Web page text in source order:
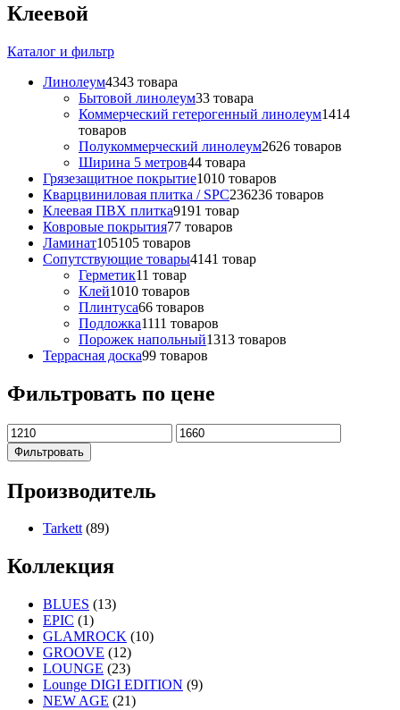
Клеевой
Каталог и фильтр
Линолеум4343 товара
Бытовой линолеум33 товара
Коммерческий гетерогенный линолеум1414
товаров
Полукоммерческий линолеум2626 товаров
Ширина 5 метров44 товара
Грязезащитное покрытие1010 товаров
Кварцвиниловая плитка / SPС236236 товаров
Клеевая ПВХ плитка9191 товар
Ковровые покрытия77 товаров
Ламинат105105 товаров
Сопутствующие товары4141 товар
Герметик11 товар
Клей1010 товаров
Плинтуса66 товаров
Подложка1111 товаров
Порожек напольный1313 товаров
Террасная доска99 товаров
Фильтровать по цене
Фильтровать
Производитель
Tarkett (89)
Коллекция
BLUES (13)
EPIC (1)
GLAMROCK (10)
GROOVE (12)
LOUNGE (23)
Lounge DIGI EDITION (9)
NEW AGE (21)